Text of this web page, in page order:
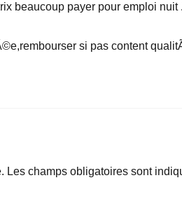
beaucoup payer pour emploi
si pas content
Les champs obligatoires sont